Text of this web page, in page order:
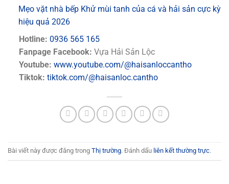
Mẹo vặt nhà bếp Khử mùi tanh của cá và hải sản cực kỳ
hiệu quả 2026
Hotline: 0936 565 165
Fanpage Facebook: Vựa Hải Sản Lộc
Youtube: www.youtube.com/@haisanloccantho
Tiktok: tiktok.com/@haisanloc.cantho
Bài viết này được đăng trong Thị trường. Đánh dấu liên kết thường trực.